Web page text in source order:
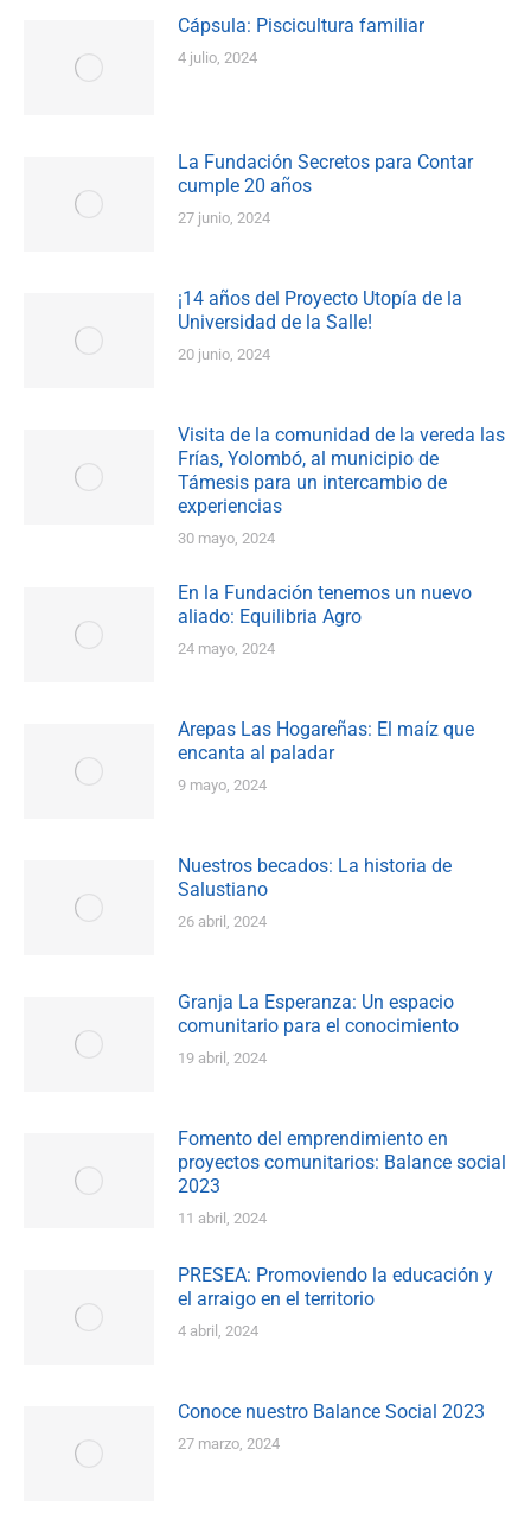
Cápsula: Piscicultura familiar
4 julio, 2024
La Fundación Secretos para Contar
cumple 20 años
27 junio, 2024
¡14 años del Proyecto Utopía de la
Universidad de la Salle!
20 junio, 2024
Visita de la comunidad de la vereda las
Frías, Yolombó, al municipio de
Támesis para un intercambio de
experiencias
30 mayo, 2024
En la Fundación tenemos un nuevo
aliado: Equilibria Agro
24 mayo, 2024
Arepas Las Hogareñas: El maíz que
encanta al paladar
9 mayo, 2024
Nuestros becados: La historia de
Salustiano
26 abril, 2024
Granja La Esperanza: Un espacio
comunitario para el conocimiento
19 abril, 2024
Fomento del emprendimiento en
proyectos comunitarios: Balance social
2023
11 abril, 2024
PRESEA: Promoviendo la educación y
el arraigo en el territorio
4 abril, 2024
Conoce nuestro Balance Social 2023
27 marzo, 2024